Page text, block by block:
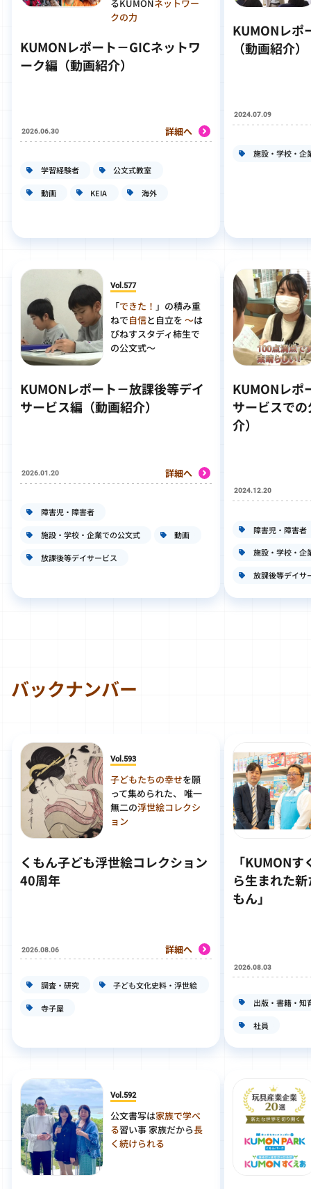
るKUMONネットワー
クの力
KUMONレポート－GICネットワ
ーク編（動画紹介）
2026.06.30 詳細へ
学習経験者 公文式教室
動画 KEIA 海外
Vol.577
「できた！ 」の積み重
ねで自信と 自立を ～は
ぴねすスタディ柿生で
の公文式～
KUMONレポート－放課後等デイ
サービス編（動画紹介）
2026.01.20 詳細へ
障害児・障害者
施設・学校・企業での公文式 動画
放課後等デイサービス
KUMONレポ
（動画紹介）
2024.07.09
施設・学校・企
KUMONレポ
サービスで
介）
2024.12.20
障害児・障害者
施設・学校・企
放課後等デイサ
バックナンバー
Vol.593
子どもたちの幸せを願
って集められた、 唯一
無二の浮世絵コレクシ
ョン
くもん子ども浮世絵コレクション
40周年
2026.08.06 詳細へ
調査・研究 子ども文化史料・浮世絵
寺子屋
Vol.592
公文書写は家族で学べ
る習い事 家族だから長
く続けられる
「KUMON
ら生まれた
もん」
2026.08.03
出版・書籍・知
社員